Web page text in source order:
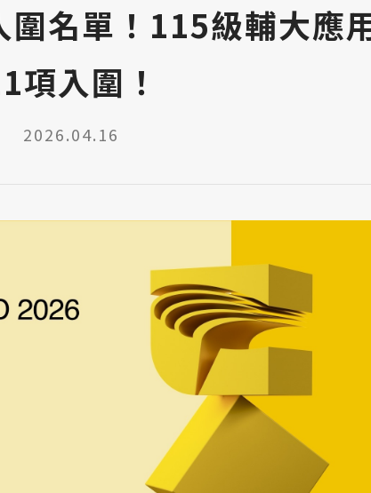
名單！115級輔大應
項入圍！
2026.04.16